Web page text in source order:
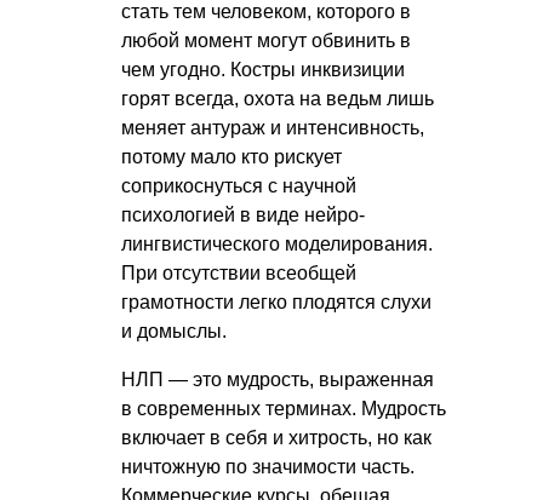
стать тем человеком, которого в
любой момент могут обвинить в
чем угодно. Костры инквизиции
горят всегда, охота на ведьм лишь
меняет антураж и интенсивность,
потому мало кто рискует
соприкоснуться с научной
психологией в виде нейро-
лингвистического моделирования.
При отсутствии всеобщей
грамотности легко плодятся слухи
и домыслы.
НЛП — это мудрость, выраженная
в современных терминах. Мудрость
включает в себя и хитрость, но как
ничтожную по значимости часть.